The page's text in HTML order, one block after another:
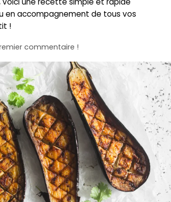
en accompagnement de tous vos
!
commentaire !